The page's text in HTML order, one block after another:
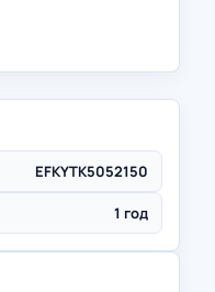
EFKYTK5052150
1 год